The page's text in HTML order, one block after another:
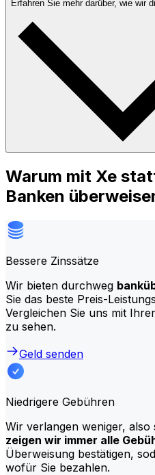
Erfahren Sie mehr darüber, wie wir
Warum mit Xe
Banken
Bessere Zinssätze
Wir bieten durchweg
Sie das beste Preis-
Vergleichen Sie uns mit
zu sehen.
Geld senden
Niedrigere Gebühren
Wir verlangen weniger,
zeigen wir immer alle
Überweisung bestätigen,
wofür Sie bezahlen.